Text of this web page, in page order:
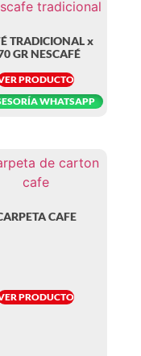
TRADICIONAL x
GR NESCAFÉ
PRODUCTO
WHATSAPP
CAFE
PRODUCTO